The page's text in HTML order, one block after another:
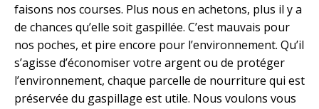
faisons nos courses. Plus nous en achetons, plus il y a
de chances qu’elle soit gaspillée. C’est mauvais pour
nos poches, et pire encore pour l’environnement. Qu’il
s’agisse d’économiser votre argent ou de protéger
l’environnement, chaque parcelle de nourriture qui est
préservée du gaspillage est utile. Nous voulons vous